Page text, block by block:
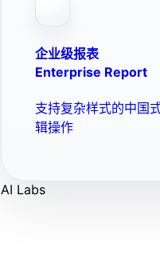
企业级报表
Enterprise Report
支持复杂样式的中国
辑操作
AI Labs